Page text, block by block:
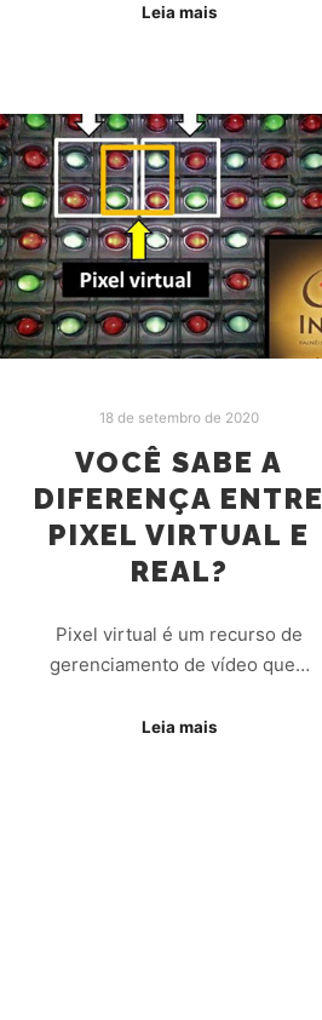
Leia mais
18 de setembro de 2020
VOCÊ SABE A
DIFERENÇA ENTRE
PIXEL VIRTUAL E
REAL?
Pixel virtual é um recurso de
gerenciamento de vídeo que…
Leia mais